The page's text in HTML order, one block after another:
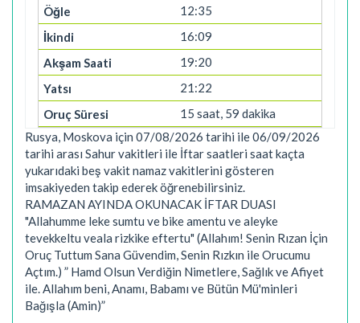
12:35
16:09
19:20
21:22
15 saat, 59 dakika
Rusya, Moskova için 07/08/2026 tarihi ile 06/09/2026
tarihi arası Sahur vakitleri ile İftar saatleri saat kaçta
yukarıdaki beş vakit namaz vakitlerini gösteren
imsakiyeden takip ederek öğrenebilirsiniz.
RAMAZAN AYINDA OKUNACAK İFTAR DUASI
"Allahumme leke sumtu ve bike amentu ve aleyke
tevekkeltu veala rizkike eftertu" (Allahım! Senin Rızan İçin
Oruç Tuttum Sana Güvendim, Senin Rızkın ile Orucumu
Açtım.) ” Hamd Olsun Verdiğin Nimetlere, Sağlık ve Afiyet
ile. Allahım beni, Anamı, Babamı ve Bütün Mü'minleri
Bağışla (Amin)”